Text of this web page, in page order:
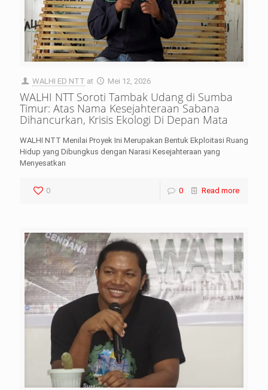
WALHI ED NTT at Mei 12, 2026
WALHI NTT Soroti Tambak Udang di Sumba
Timur: Atas Nama Kesejahteraan Sabana
Dihancurkan, Krisis Ekologi Di Depan Mata
WALHI NTT Menilai Proyek Ini Merupakan Bentuk Ekploitasi Ruang
Hidup yang Dibungkus dengan Narasi Kesejahteraan yang
Menyesatkan
0 0 Read more